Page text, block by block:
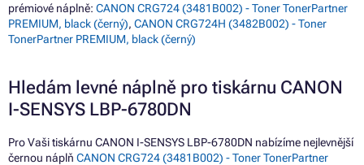
prémiové náplně: CANON CRG724 (3481B002) - Toner TonerPartner
PREMIUM, black (černý), CANON CRG724H (3482B002) - Toner
TonerPartner PREMIUM, black (černý)
Hledám levné náplně pro tiskárnu CANON
I-SENSYS LBP-6780DN
Pro Vaši tiskárnu CANON I-SENSYS LBP-6780DN nabízíme nejlevnější
černou náplň CANON CRG724 (3481B002) - Toner TonerPartner